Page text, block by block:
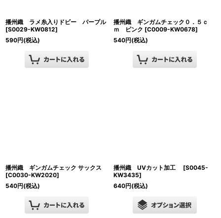
播州織 ラメ糸入りドビー パープル
[S0029-KW0812]
590円(税込)
播州織 ギンガムチェック０．５ｃ
ｍ ピンク [C0009-KW0678]
540円(税込)
播州織 ギンガムチェック サックス
[C0030-KW2020]
540円(税込)
播州織 UVカット加工 [S0045-
KW3435]
640円(税込)